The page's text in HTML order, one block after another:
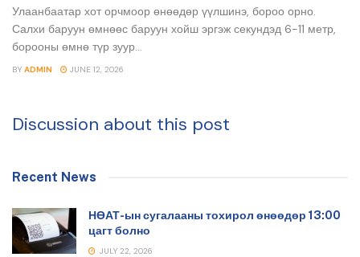
Улаанбаатар хот орчмоор өнөөдөр үүлшинэ, бороо орно.
Салхи баруун өмнөөс баруун хойш эргэж секундэд 6-11 метр,
борооны өмнө түр зуур...
BY ADMIN JUNE 12, 2026
Discussion about this post
Recent News
НӨАТ-ын сугалааны тохирол өнөөдөр 13:00
цагт болно
JULY 22, 2026